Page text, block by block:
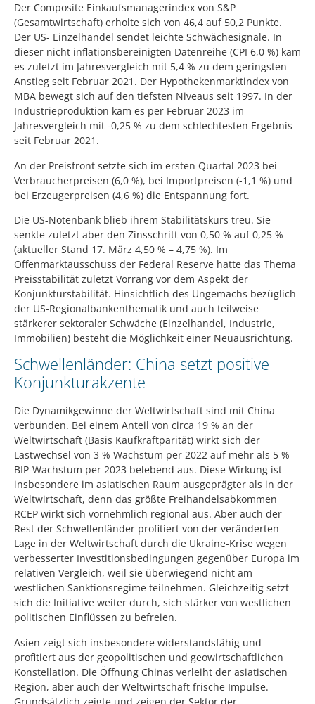
Der Composite Einkaufsmanagerindex von S&P
(Gesamtwirtschaft) erholte sich von 46,4 auf 50,2 Punkte.
Der US- Einzelhandel sendet leichte Schwächesignale. In
dieser nicht inflationsbereinigten Datenreihe (CPI 6,0 %) kam
es zuletzt im Jahresvergleich mit 5,4 % zu dem geringsten
Anstieg seit Februar 2021. Der Hypothekenmarktindex von
MBA bewegt sich auf den tiefsten Niveaus seit 1997. In der
Industrieproduktion kam es per Februar 2023 im
Jahresvergleich mit -0,25 % zu dem schlechtesten Ergebnis
seit Februar 2021.
An der Preisfront setzte sich im ersten Quartal 2023 bei
Verbraucherpreisen (6,0 %), bei Importpreisen (-1,1 %) und
bei Erzeugerpreisen (4,6 %) die Entspannung fort.
Die US-Notenbank blieb ihrem Stabilitätskurs treu. Sie
senkte zuletzt aber den Zinsschritt von 0,50 % auf 0,25 %
(aktueller Stand 17. März 4,50 % – 4,75 %). Im
Offenmarktausschuss der Federal Reserve hatte das Thema
Preisstabilität zuletzt Vorrang vor dem Aspekt der
Konjunkturstabilität. Hinsichtlich des Ungemachs bezüglich
der US-Regionalbankenthematik und auch teilweise
stärkerer sektoraler Schwäche (Einzelhandel, Industrie,
Immobilien) besteht die Möglichkeit einer Neuausrichtung.
Schwellenländer: China setzt positive
Konjunkturakzente
Die Dynamikgewinne der Weltwirtschaft sind mit China
verbunden. Bei einem Anteil von circa 19 % an der
Weltwirtschaft (Basis Kaufkraftparität) wirkt sich der
Lastwechsel von 3 % Wachstum per 2022 auf mehr als 5 %
BIP-Wachstum per 2023 belebend aus. Diese Wirkung ist
insbesondere im asiatischen Raum ausgeprägter als in der
Weltwirtschaft, denn das größte Freihandelsabkommen
RCEP wirkt sich vornehmlich regional aus. Aber auch der
Rest der Schwellenländer profitiert von der veränderten
Lage in der Weltwirtschaft durch die Ukraine-Krise wegen
verbesserter Investitionsbedingungen gegenüber Europa im
relativen Vergleich, weil sie überwiegend nicht am
westlichen Sanktionsregime teilnehmen. Gleichzeitig setzt
sich die Initiative weiter durch, sich stärker von westlichen
politischen Einflüssen zu befreien.
Asien zeigt sich insbesondere widerstandsfähig und
profitiert aus der geopolitischen und geowirtschaftlichen
Konstellation. Die Öffnung Chinas verleiht der asiatischen
Region, aber auch der Weltwirtschaft frische Impulse.